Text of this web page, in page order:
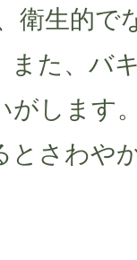
衛生的で
また、バ
がします
とさわや